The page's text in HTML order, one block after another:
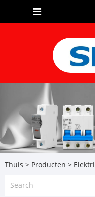
Thuis > Producten >